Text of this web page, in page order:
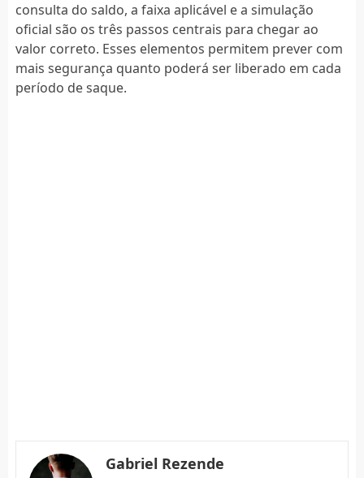
consulta do saldo, a faixa aplicável e a simulação
oficial são os três passos centrais para chegar ao
valor correto. Esses elementos permitem prever com
mais segurança quanto poderá ser liberado em cada
período de saque.
Gabriel Rezende